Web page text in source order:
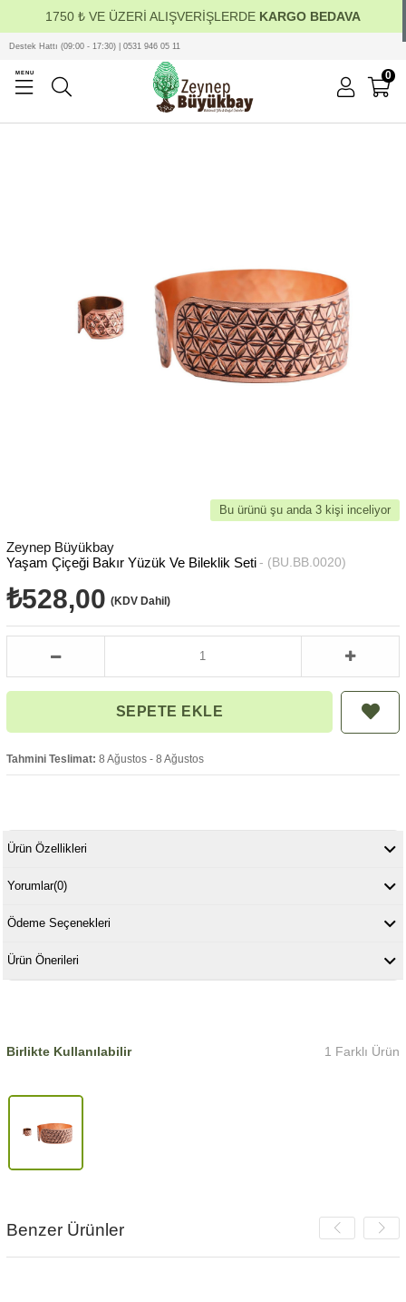
1750 ₺ VE ÜZERİ ALIŞVERİŞLERDE KARGO BEDAVA
MENU
Destek Hattı (09:00 - 17:30) | 0531 946 05 11
0
Bu ürünü şu anda 3 kişi inceliyor
Zeynep Büyükbay
Yaşam Çiçeği Bakır Yüzük Ve Bileklik Seti
(BU.BB.0020)
₺528,00 (KDV Dahil)
Tahmini Teslimat: 8 Ağustos - 8 Ağustos
Ürün Özellikleri
Yorumlar(0)
Ödeme Seçenekleri
Ürün Önerileri
Birlikte Kullanılabilir 1 Farklı Ürün
Benzer Ürünler